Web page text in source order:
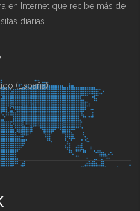
en Internet que recibe más de
diarias.
(España)